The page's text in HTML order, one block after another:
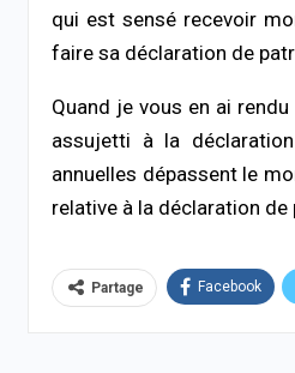
qui est sensé recevoir
faire sa déclaration de
Quand je vous en ai
assujetti à la
annuelles dépassent le
relative à la déclaration de
Partage Facebook